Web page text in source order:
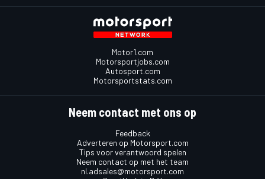
Motor1.com
Motorsportjobs.com
Autosport.com
Motorsportstats.com
Neem contact met ons op
Feedback
Adverteren op Motorsport.com
Tips voor verantwoord spelen
Neem contact op met het team
nl.adsales@motorsport.com